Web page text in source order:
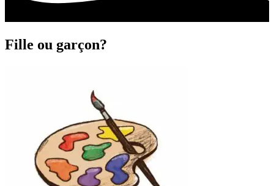
Fille ou garçon?